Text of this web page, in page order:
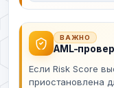
ВАЖНО
AML-
Если Risk Score
приостановлена